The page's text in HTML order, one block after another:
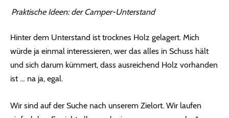
Praktische Ideen: der Camper-Unterstand
Hinter dem Unterstand ist trocknes Holz gelagert. Mich
würde ja einmal interessieren, wer das alles in Schuss hält
und sich darum kümmert, dass ausreichend Holz vorhanden
ist … na ja, egal.
Wir sind auf der Suche nach unserem Zielort. Wir laufen